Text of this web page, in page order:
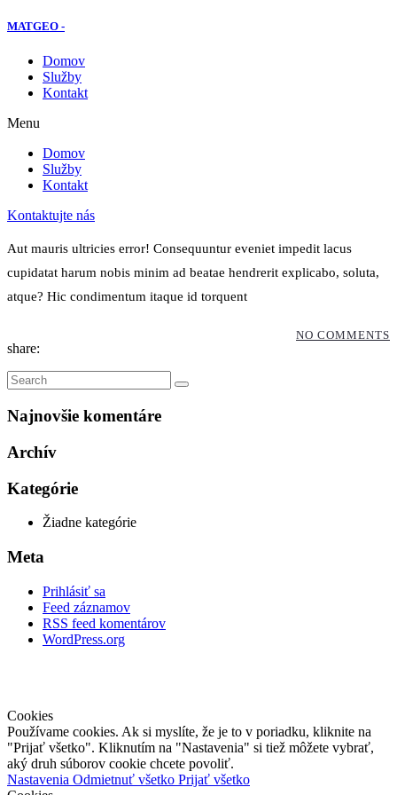
MATGEO -
Domov
Služby
Kontakt
Menu
Domov
Služby
Kontakt
Kontaktujte nás
Aut mauris ultricies error! Consequuntur eveniet impedit lacus
cupidatat harum nobis minim ad beatae hendrerit explicabo, soluta,
atque? Hic condimentum itaque id torquent
share:
NO COMMENTS
Najnovšie komentáre
Archív
Kategórie
Žiadne kategórie
Meta
Prihlásiť sa
Feed záznamov
RSS feed komentárov
WordPress.org
Cookies
Používame cookies. Ak si myslíte, že je to v poriadku, kliknite na
"Prijať všetko". Kliknutím na "Nastavenia" si tiež môžete vybrať,
aký druh súborov cookie chcete povoliť.
Nastavenia Odmietnuť všetko Prijať všetko